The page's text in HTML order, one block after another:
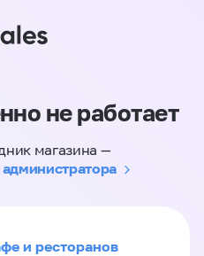
не работает
магазина —
и ресторанов